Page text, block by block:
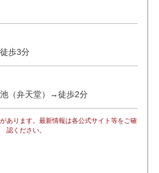
歩3分
（弁天堂）→徒歩2分
あります。最新情報は各公式サイト等をご確
認ください。